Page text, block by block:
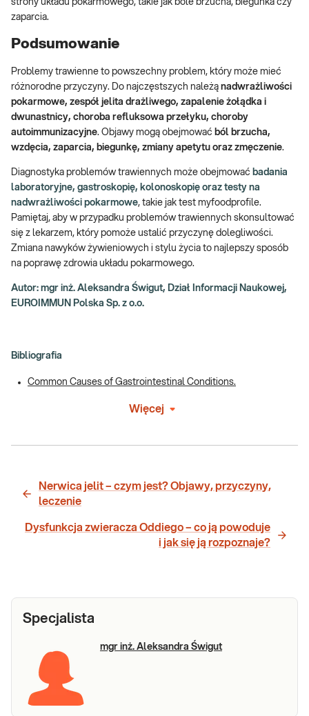
zaparcia.
Podsumowanie
Problemy trawienne to powszechny problem, który może mieć
różnorodne przyczyny. Do najczęstszych należą nadwrażliwości
pokarmowe, zespół jelita drażliwego, zapalenie żołądka i
dwunastnicy, choroba refluksowa przełyku, choroby
autoimmunizacyjne. Objawy mogą obejmować ból brzucha,
wzdęcia, zaparcia, biegunkę, zmiany apetytu oraz zmęczenie.
Diagnostyka problemów trawiennych może obejmować badania
laboratoryjne, gastroskopię, kolonoskopię oraz testy na
nadwrażliwości pokarmowe, takie jak test myfoodprofile.
Pamiętaj, aby w przypadku problemów trawiennych skonsultować
się z lekarzem, który pomoże ustalić przyczynę dolegliwości.
Zmiana nawyków żywieniowych i stylu życia to najlepszy sposób
na poprawę zdrowia układu pokarmowego.
Autor: mgr inż. Aleksandra Świgut, Dział Informacji Naukowej,
EUROIMMUN Polska Sp. z o.o.
Bibliografia
Common Causes of Gastrointestinal Conditions.
Więcej
Nerwica jelit – czym jest? Objawy, przyczyny,
leczenie
Dysfunkcja zwieracza Oddiego – co ją powoduje
i jak się ją rozpoznaje?
Specjalista
mgr inż. Aleksandra Świgut